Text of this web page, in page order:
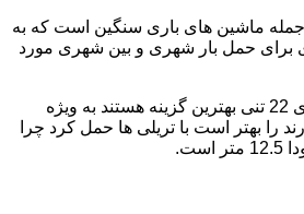
18 چرخ از جمله ماشین های باری سنگین است که به
برای حمل بار شهری و بین شهری مورد
تریلی ها باری حمل بار های 22 تنی بهترین گزینه هستند به ویژه
را بهتر است با تریلی ها حمل کرد چرا